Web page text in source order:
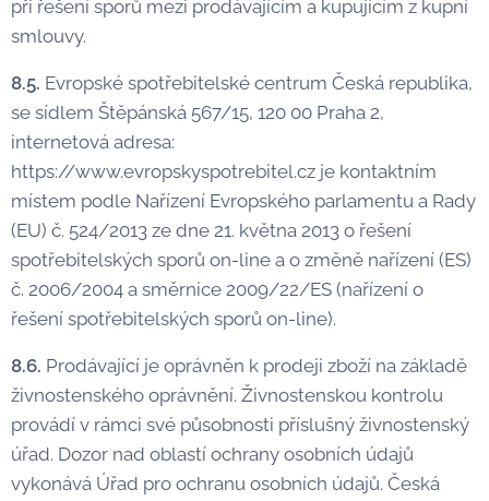
při řešení sporů mezi prodávajícím a kupujícím z kupní
smlouvy.
8.5. Evropské spotřebitelské centrum Česká republika,
se sídlem Štěpánská 567/15, 120 00 Praha 2,
internetová adresa:
https://www.evropskyspotrebitel.cz je kontaktním
místem podle Nařízení Evropského parlamentu a Rady
(EU) č. 524/2013 ze dne 21. května 2013 o řešení
spotřebitelských sporů on-line a o změně nařízení (ES)
č. 2006/2004 a směrnice 2009/22/ES (nařízení o
řešení spotřebitelských sporů on-line).
8.6. Prodávající je oprávněn k prodeji zboží na základě
živnostenského oprávnění. Živnostenskou kontrolu
provádí v rámci své působnosti příslušný živnostenský
úřad. Dozor nad oblastí ochrany osobních údajů
vykonává Úřad pro ochranu osobních údajů. Česká